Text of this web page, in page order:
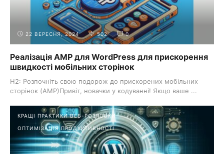
22 ВЕРЕСНЯ, 2024 502 0
Реалізація AMP для WordPress для прискорення
швидкості мобільних сторінок
H2: Розпочніть свою подорож до прискорених мобільних
сторінок (AMP)Привіт, новачки у кодуванні! Якщо ваше ...
КРАЩІ ПРАКТИКИ ВЕБ-РОЗРОБКИ
ОПТИМІЗАЦІЯ ПРОДУКТИВНОСТІ